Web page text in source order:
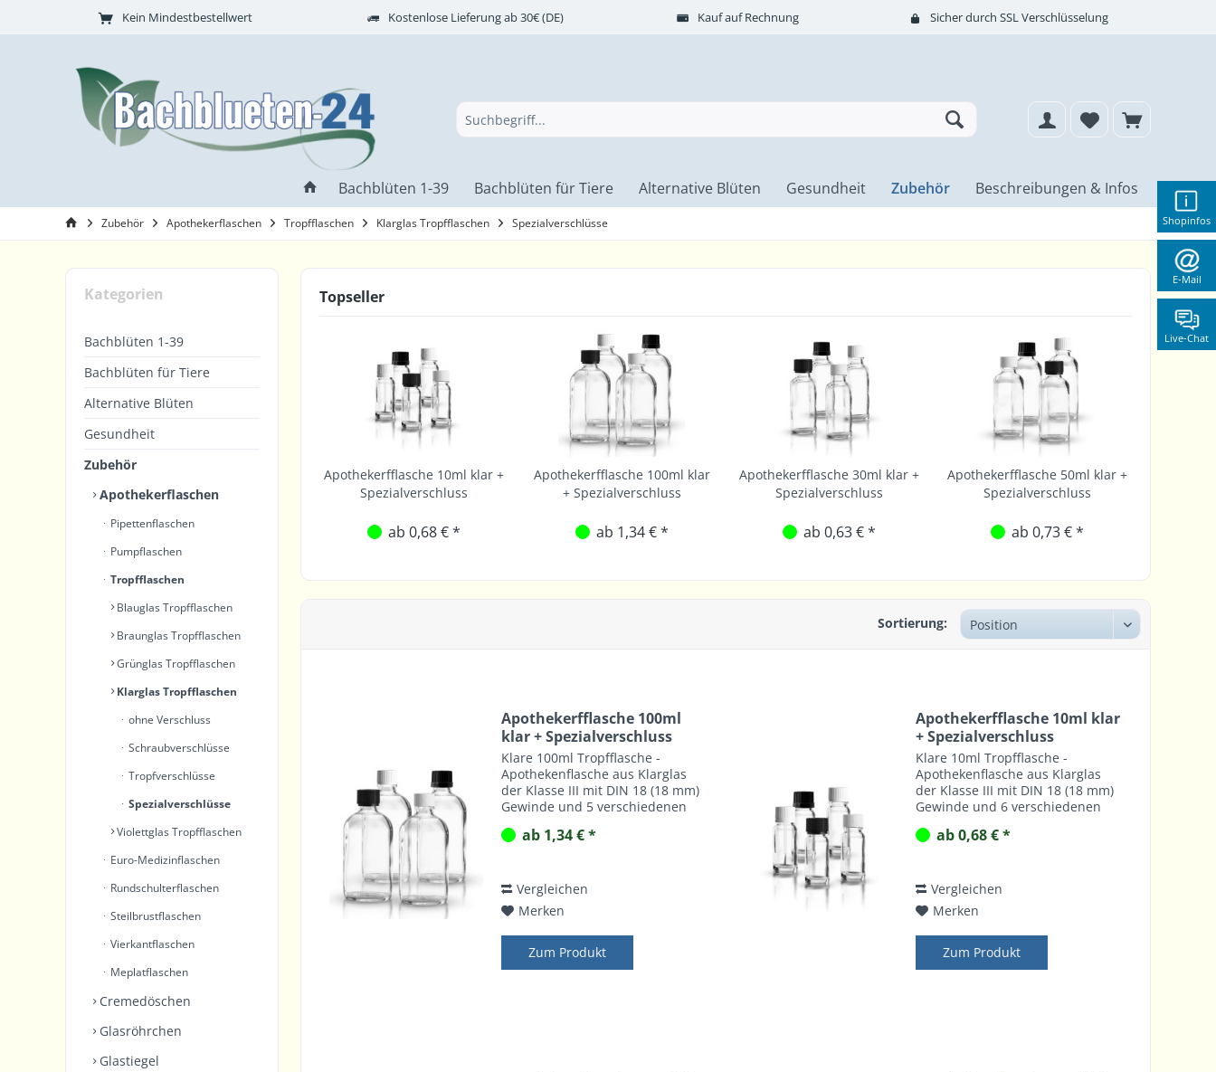
Shopinfos
E-Mail
Live-Chat
Kein Mindestbestellwert Kostenlose Lieferung ab 30€ (DE) Kauf auf Rechnung Sicher durch SSL Verschlüsselung
Bachblüten 1-39 Bachblüten für Tiere Alternative Blüten Gesundheit Zubehör Beschreibungen & Infos
Zubehör Apothekerflaschen Tropfflaschen Klarglas Tropfflaschen Spezialverschlüsse
Kategorien
Bachblüten 1-39
Bachblüten für Tiere
Alternative Blüten
Gesundheit
Zubehör
Apothekerflaschen
Pipettenflaschen
Pumpflaschen
Tropfflaschen
Blauglas Tropfflaschen
Braunglas Tropfflaschen
Grünglas Tropfflaschen
Klarglas Tropfflaschen
ohne Verschluss
Schraubverschlüsse
Tropfverschlüsse
Spezialverschlüsse
Violettglas Tropfflaschen
Euro-Medizinflaschen
Rundschulterflaschen
Steilbrustflaschen
Vierkantflaschen
Meplatflaschen
Cremedöschen
Glasröhrchen
Glastiegel
Topseller
Apothekerfflasche 10ml klar +
Spezialverschluss
ab 0,68 € *
Apothekerfflasche 100ml klar
+ Spezialverschluss
ab 1,34 € *
Apothekerfflasche 30ml klar +
Spezialverschluss
ab 0,63 € *
Apothekerfflasche 50ml klar +
Spezialverschluss
ab 0,73 € *
Sortierung:
Apothekerfflasche 100ml
klar + Spezialverschluss
Klare 100ml Tropfflasche -
Apothekenflasche aus Klarglas
der Klasse III mit DIN 18 (18 mm)
Gewinde und 5 verschiedenen
Kindersicherung, Gießringen
ab 1,34 € *
Vergleichen
Merken
Zum Produkt
Apothekerfflasche 10ml klar
+ Spezialverschluss
Klare 10ml Tropfflasche -
Apothekenflasche aus Klarglas
der Klasse III mit DIN 18 (18 mm)
Gewinde und 6 verschiedenen
Kindersicherung, Gießringen
ab 0,68 € *
Vergleichen
Merken
Zum Produkt